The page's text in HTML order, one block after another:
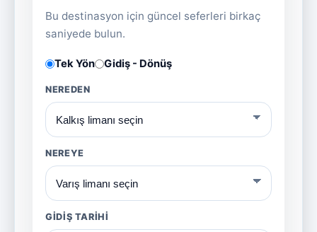
Bu destinasyon için güncel seferleri birkaç
saniyede bulun.
Tek Yön Gidiş - Dönüş
NEREDEN
NEREYE
GIDIŞ TARIHI